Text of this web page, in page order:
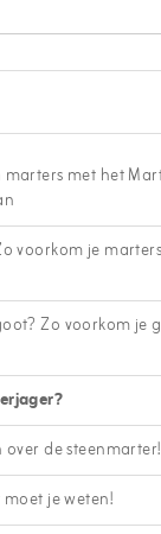
marters met het
voorkom je
Zo voorkom je
de steenmarter!
je weten!